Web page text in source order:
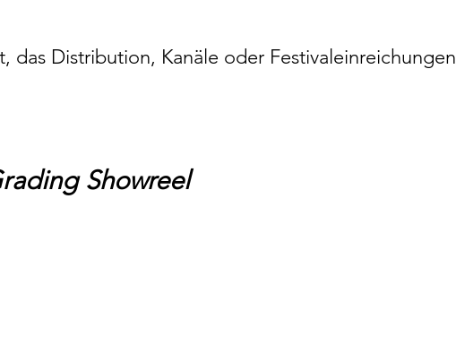
das Distribution, Kanäle oder Festivaleinreichungen
Showreel